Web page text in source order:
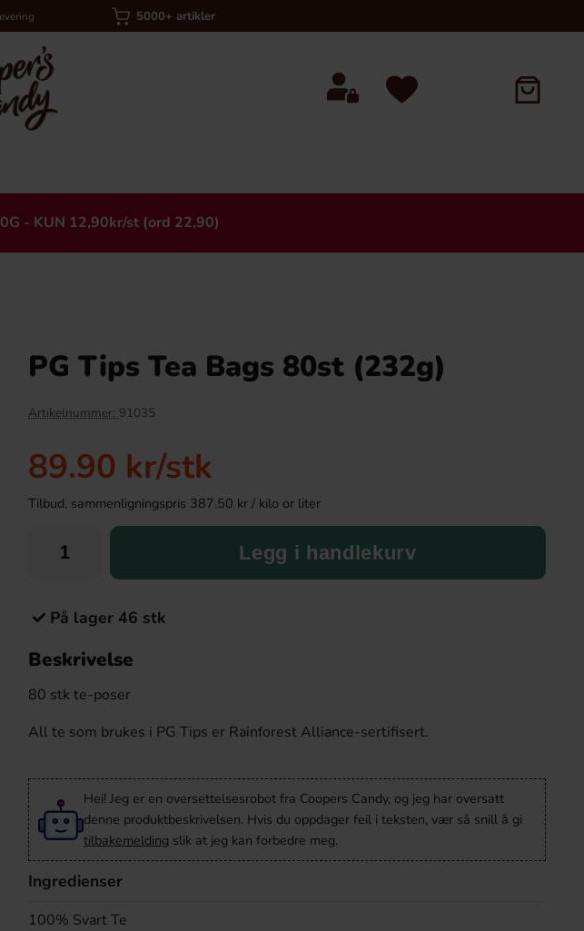
5000+ artikler
- KUN 12,90kr/st (ord 22,90)
Buttcracker Chips Kaviar
36.90 kr
PG Tips Tea Bags 80st (232g)
Artikelnummer: 91035
89.90 kr/stk
Tilbud, sammenligningspris 387.50 kr / kilo or liter
Legg i handlekurv
På lager 46 stk
Beskrivelse
80 stk te-poser
All te som brukes i PG Tips er Rainforest Alliance-sertifisert.
Hei! Jeg er en oversettelsesrobot fra Coopers Candy, og jeg har oversatt
denne produktbeskrivelsen. Hvis du oppdager feil i teksten, vær så snill å gi
tilbakemelding slik at jeg kan forbedre meg.
Ingredienser
100% Svart Te